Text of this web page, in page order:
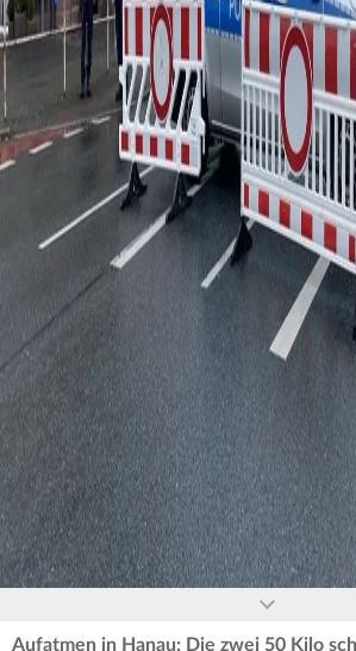
0
seconds
of
seconds
Aufatmen in Hanau: Die zwei 50 Kilo